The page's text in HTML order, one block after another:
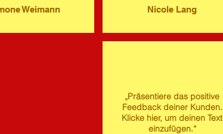
Weimann Nicole Lang
„Präsentiere das positive
Feedback deiner Kunden.
Klicke hier, um deinen Text
einzufügen.“